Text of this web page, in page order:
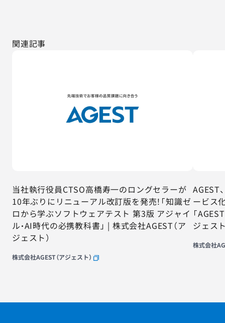
関連記事
当社執行役員CTSO高橋寿一のロングセラーが
10年ぶりにリニューアル改訂版を発売！「知識ゼ
ロから学ぶソフトウェアテスト 第3版 アジャイ
ル・AI時代の必携教科書」 | 株式会社AGEST（ア
ジェスト）
株式会社AGEST（アジェスト）
AGEST
ービス
「
ジェス
株式会社